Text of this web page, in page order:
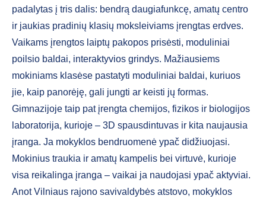
padalytas į tris dalis: bendrą daugiafunkcę, amatų centro
ir jaukias pradinių klasių moksleiviams įrengtas erdves.
Vaikams įrengtos laiptų pakopos prisėsti, moduliniai
poilsio baldai, interaktyvios grindys. Mažiausiems
mokiniams klasėse pastatyti moduliniai baldai, kuriuos
jie, kaip panorėję, gali jungti ar keisti jų formas.
Gimnazijoje taip pat įrengta chemijos, fizikos ir biologijos
laboratorija, kurioje – 3D spausdintuvas ir kita naujausia
įranga. Ja mokyklos bendruomenė ypač didžiuojasi.
Mokinius traukia ir amatų kampelis bei virtuvė, kurioje
visa reikalinga įranga – vaikai ja naudojasi ypač aktyviai.
Anot Vilniaus rajono savivaldybės atstovo, mokyklos